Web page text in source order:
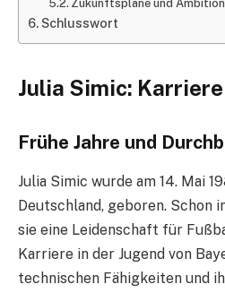
Zukunftspläne und
Schlusswort
Julia Simic:
Frühe Jahre und
Julia Simic wurde am 14. Mai
Deutschland, geboren. Schon
sie eine Leidenschaft für
Karriere in der Jugend von
technischen Fähigkeiten und